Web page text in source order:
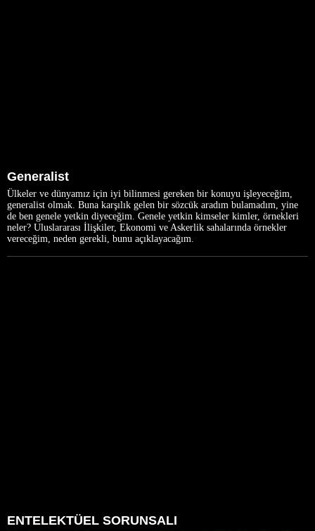
Generalist
Ülkeler ve dünyamız için iyi bilinmesi gereken bir konuyu işleyeceğim,
generalist olmak. Buna karşılık gelen bir sözcük aradım bulamadım, yine
de ben genele yetkin diyeceğim. Genele yetkin kimseler kimler, örnekleri
neler? Uluslararası İlişkiler, Ekonomi ve Askerlik sahalarında örnekler
vereceğim, neden gerekli, bunu açıklayacağım.
ENTELEKTÜEL SORUNSALI